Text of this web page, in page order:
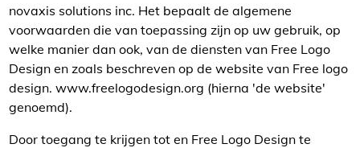
novaxis solutions inc. Het bepaalt de algemene
voorwaarden die van toepassing zijn op uw gebruik, op
welke manier dan ook, van de diensten van Free Logo
Design en zoals beschreven op de website van Free logo
design. www.freelogodesign.org (hierna 'de website'
genoemd).
Door toegang te krijgen tot en Free Logo Design te